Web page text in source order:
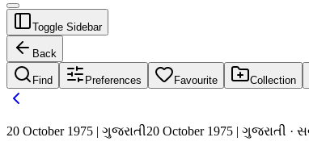
Toggle Sidebar
Back
Find Preferences Favourite Collection
20 October 1975 | ગુજરાતી20 October 1975 |